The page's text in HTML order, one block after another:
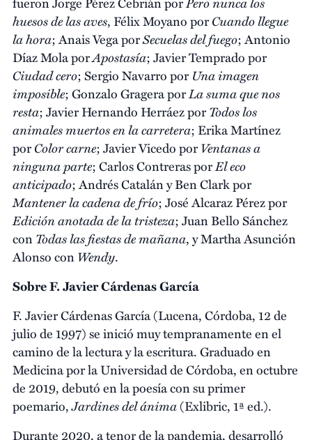
huesos de las aves, Félix Moyano porCuando llegue
la hora; Anais Vega porSecuelas del fuego; Antonio
Díaz Mola porApostasía; Javier Temprado por
Ciudad cero; Sergio Navarro por Una imagen
imposible; Gonzalo Gragera porLa suma que nos
resta; Javier Hernando Herráez porTodos los
animales muertos en la carretera; Erika Martínez
porColor carne; Javier Vicedo porVentanas a
ninguna parte; Carlos Contreras porEl eco
anticipado; Andrés Catalán y Ben Clark por
Mantener la cadena de frío; José Alcaraz Pérez por
Edición anotada de la tristeza; Juan Bello Sánchez
conTodas las fiestas de mañana, y Martha Asunción
Alonso conWendy.
Sobre F. Javier Cárdenas García
F. Javier Cárdenas García (Lucena, Córdoba, 12 de
julio de 1997) se inició muy tempranamente en el
camino de la lectura y la escritura. Graduado en
Medicina por la Universidad de Córdoba, en octubre
de 2019, debutó en la poesía con su primer
poemario,Jardines del ánima(Exlibric, 1ª ed.).
Durante 2020, a tenor de la pandemia, desarrolló